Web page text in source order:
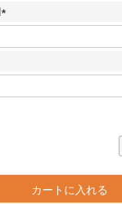
(
カートに入れる